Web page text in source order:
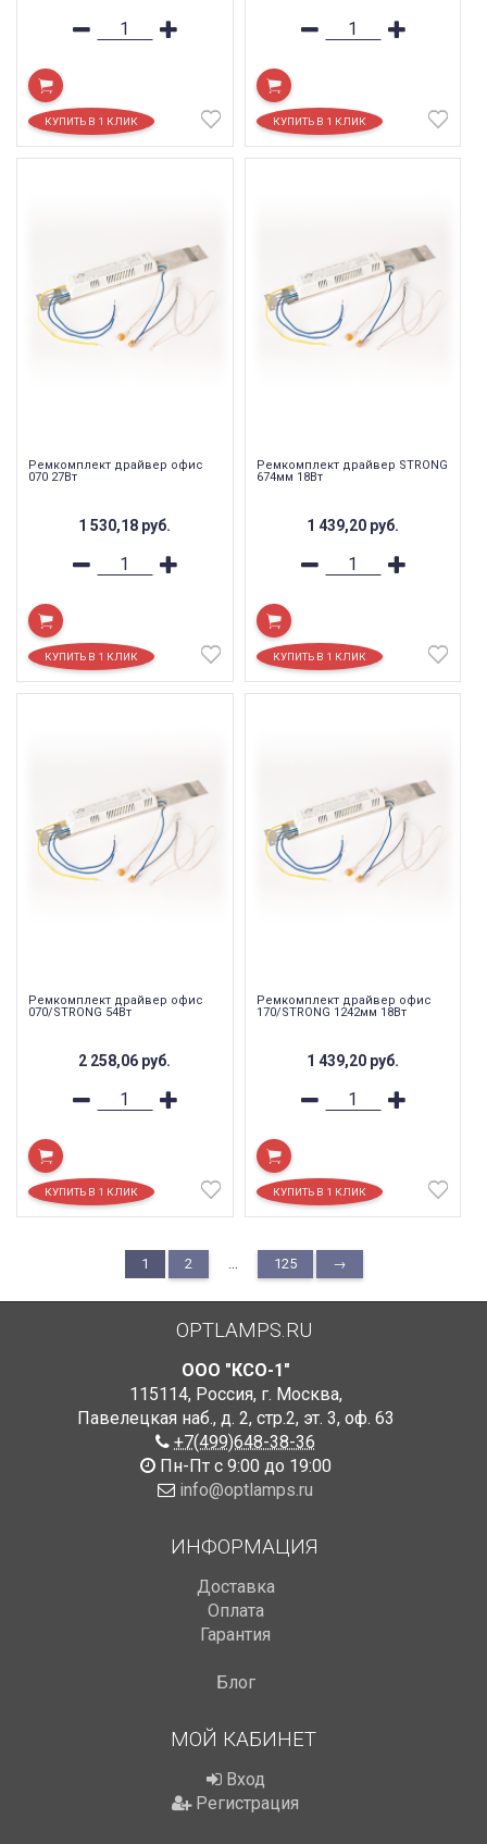
Ремкомплект драйвер офис
070 27Вт
1 530,18 руб.
Ремкомплект драйвер STRONG
674мм 18Вт
1 439,20 руб.
Ремкомплект драйвер офис
070/STRONG 54Вт
2 258,06 руб.
Ремкомплект драйвер офис
170/STRONG 1242мм 18Вт
1 439,20 руб.
1 2 125 →
OPTLAMPS.RU
ООО "КСО-1"
115114, Россия, г. Москва,
Павелецкая наб., д. 2, стр.2, эт. 3, оф. 63
+7(499)648-38-36
Пн-Пт с 9:00 до 19:00
info@optlamps.ru
ИНФОРМАЦИЯ
Доставка
Оплата
Гарантия
Блог
МОЙ КАБИНЕТ
Вход
Регистрация